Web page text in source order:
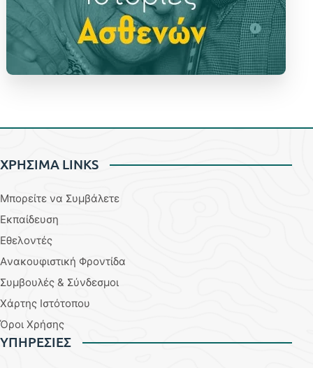
ΧΡΗΣΙΜΑ LINKS
Μπορείτε να Συμβάλετε
Εκπαίδευση
Εθελοντές
Aνακουφιστική Φροντίδα
Συμβουλές & Σύνδεσμοι
Χάρτης Ιστότοπου
Όροι Χρήσης
YΠΗΡΕΣΙΕΣ